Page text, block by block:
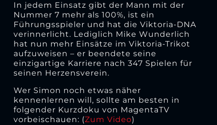
In jedem Einsatz gibt der Mann mit der
Nummer 7 mehr als 100%, ist ein
Führungsspieler und hat die Viktoria-DNA
verinnerlicht. Lediglich Mike Wunderlich
hat nun mehr Einsätze im Viktoria-Trikot
aufzuweisen – er beendete seine
einzigartige Karriere nach 347 Spielen für
seinen Herzensverein.
Wer Simon noch etwas näher
kennenlernen will, sollte am besten in
folgender Kurzdoku von MagentaTV
vorbeischauen: (Zum Video)